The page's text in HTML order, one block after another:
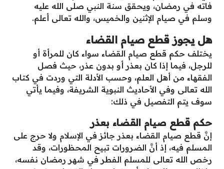
فاته في رمضان، ويحقق سنة النبي صلى الله عليه
وسلم في صيام الإثنين والخميس، والله تعالى أعلم.
هل يجوز قطع صيام القضاء
يختلف حكم قطع صيام القضاء سواء كان للمرأة أو
للرجل، فيما إذا كان بعذر أو بدون عذر، حيث فصل
الفقهاء من أهل العلم، وحسب الأدلة التي وردت في كتاب
الله تعالى وفي الأحاديث النبوية الشريفة، وفيما يأتي
سوف يتم التفصيل في ذلك:
حكم قطع صيام القضاء بعذر
إنَّ قطع صيام القضاء بعذر جائز في الإسلام ولا حرج على
المسلم فيه، إذ أنَّ الضرورات تبيح المحظورات، وقد
رخص الله تعالى للمسلم الفطر في شهر رمضان نفسه،